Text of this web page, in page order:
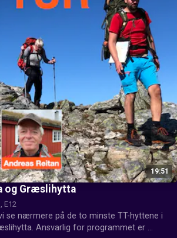
19:51
og Græslihytta
E12
se nærmere på de to minste TT-hyttene i
Ansvarlig for programmet er